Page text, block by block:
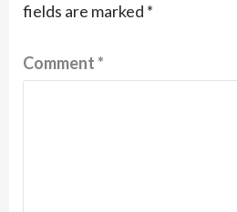
fields are marked *
Comment*